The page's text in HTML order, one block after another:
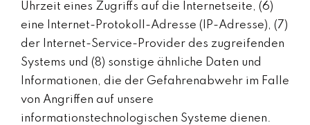
Uhrzeit eines Zugriffs auf die Internetseite, (6)
eine Internet-Protokoll-Adresse (IP-Adresse), (7)
der Internet-Service-Provider des zugreifenden
Systems und (8) sonstige ähnliche Daten und
Informationen, die der Gefahrenabwehr im Falle
von Angriffen auf unsere
informationstechnologischen Systeme dienen.